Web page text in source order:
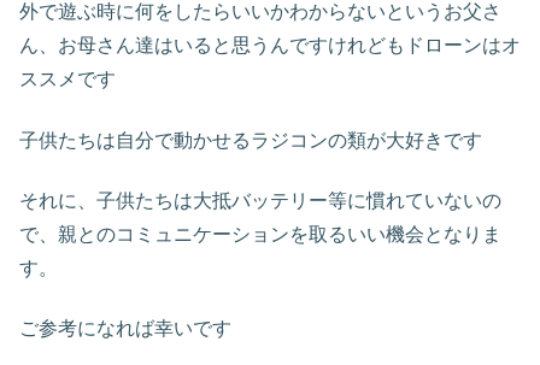
外で遊ぶ時に何をしたらいいかわからないというお父さ
ん、お母さん達はいると思うんですけれどもドローンはオ
ススメです
子供たちは自分で動かせるラジコンの類が大好きです
それに、子供たちは大抵バッテリー等に慣れていないの
で、親とのコミュニケーションを取るいい機会となりま
す。
ご参考になれば幸いです